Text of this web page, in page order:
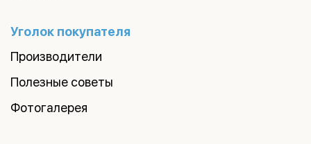
Уголок покупателя
Производители
Полезные советы
Фотогалерея